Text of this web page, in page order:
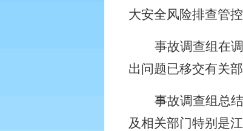
大安全风险排查管
事故调查组在
出问题已移交有关
事故调查组总
及相关部门特别是